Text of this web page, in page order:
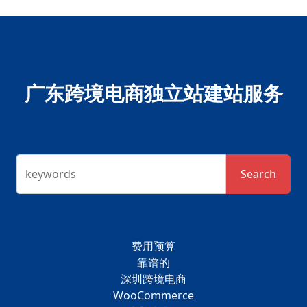
广东跨境电商独立站建站服务
keywords Search
费用预算
靠谱的
深圳跨境电商
WooCommerce